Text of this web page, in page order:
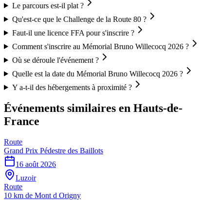
Le parcours est-il plat ?
Qu'est-ce que le Challenge de la Route 80 ?
Faut-il une licence FFA pour s'inscrire ?
Comment s'inscrire au Mémorial Bruno Willecocq 2026 ?
Où se déroule l'événement ?
Quelle est la date du Mémorial Bruno Willecocq 2026 ?
Y a-t-il des hébergements à proximité ?
Événements similaires en Hauts-de-
France
Route
Grand Prix Pédestre des Baillots
16 août 2026
Luzoir
Route
10 km de Mont d Origny